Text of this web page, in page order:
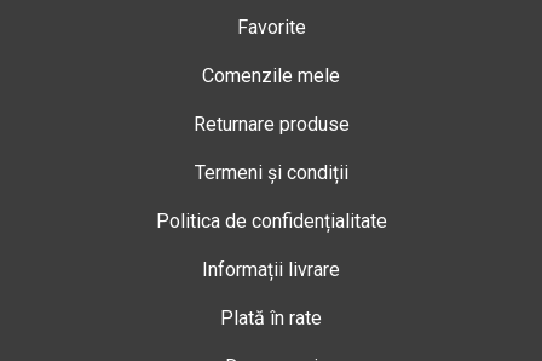
Favorite
Comenzile mele
Returnare produse
Termeni și condiții
Politica de confidențialitate
Informații livrare
Plată în rate